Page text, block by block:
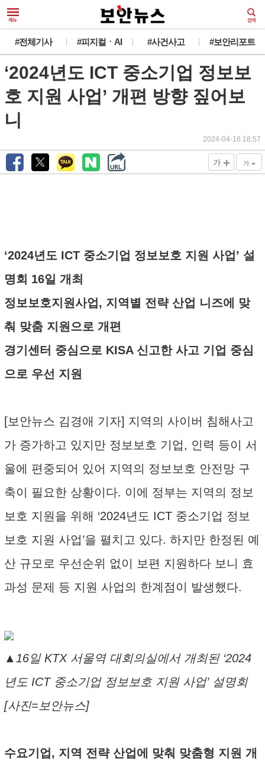
#전체기사 #피지컬ㆍAI #사건사고 #보안리포트
‘2024년도 ICT 중소기업 정보보
호 지원 사업’ 개편 방향 짚어보
니
2024-04-16 18:57
가 + 가 -
‘2024년도 ICT 중소기업 정보보호 지원 사업’ 설
명회 16일 개최
정보보호지원사업, 지역별 전략 산업 니즈에 맞
춰 맞춤 지원으로 개편
경기센터 중심으로 KISA 신고한 사고 기업 중심
으로 우선 지원
[보안뉴스 김경애 기자] 지역의 사이버 침해사고
가 증가하고 있지만 정보보호 기업, 인력 등이 서
울에 편중되어 있어 지역의 정보보호 안전망 구
축이 필요한 상황이다. 이에 정부는 지역의 정보
보호 지원을 위해 ‘2024년도 ICT 중소기업 정보
보호 지원 사업’을 펼치고 있다. 하지만 한정된 예
산 규모로 우선순위 없이 보편 지원하다 보니 효
과성 문제 등 지원 사업의 한계점이 발생했다.
▲16일 KTX 서울역 대회의실에서 개최된 ‘2024
년도 ICT 중소기업 정보보호 지원 사업’ 설명회
[사진=보안뉴스]
수요기업, 지역 전략 산업에 맞춰 맞춤형 지원 개